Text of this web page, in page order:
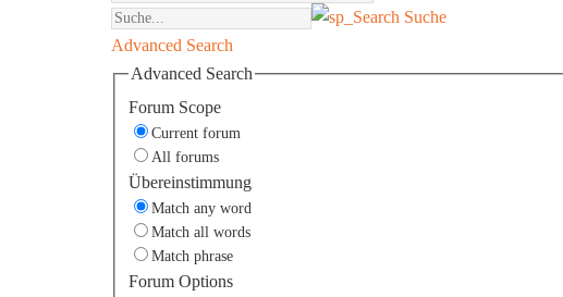
Suche
Advanced Search
Advanced Search
Forum Scope
Current forum
All forums
Übereinstimmung
Match any word
Match all words
Match phrase
Forum Options